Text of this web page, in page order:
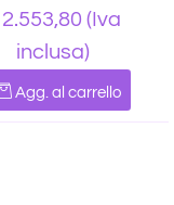
(Iva
inclusa)
Agg. al carrello